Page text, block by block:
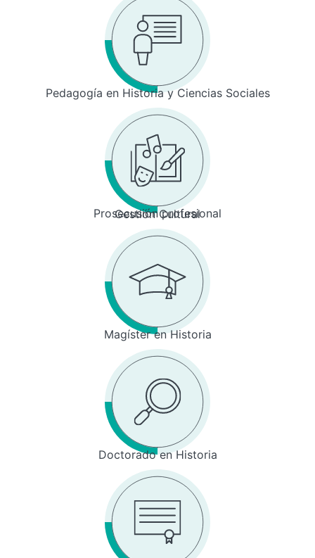
Pedagogía en Historia y Ciencias Sociales
Prosecusión profesional
Gestión Cultural
Magíster en Historia
Doctorado en Historia